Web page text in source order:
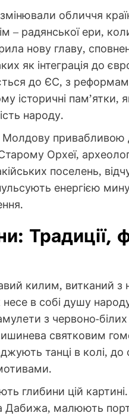
змінювали обличчя
– радянської ери,
нову главу,
як інтеграція до
до ЄС, з
історичні пам’ятки,
народу.
Молдову
Орхеї,
поселень,
енергією
Традиції,
килим, витканий з
в собі душу
з червоно-
святковим
танці в колі,
глибини цій
Дабижа, малюють